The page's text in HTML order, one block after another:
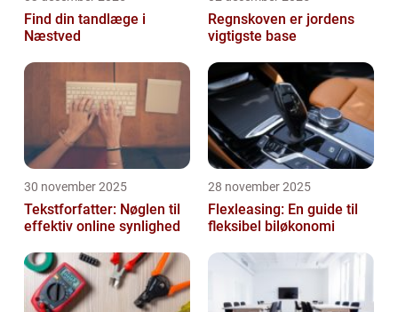
Find din tandlæge i
Næstved
Regnskoven er jordens
vigtigste base
30 november 2025
Tekstforfatter: Nøglen til
effektiv online synlighed
28 november 2025
Flexleasing: En guide til
fleksibel biløkonomi